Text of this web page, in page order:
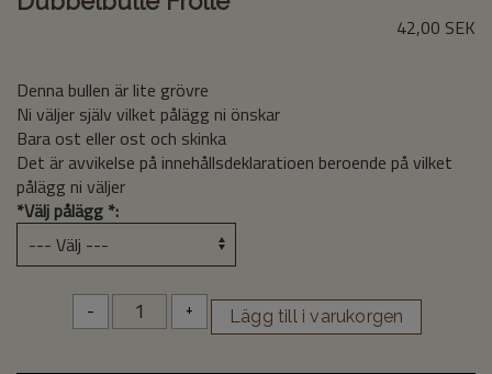
42,00 SEK
Denna bullen är lite grövre
Ni väljer själv vilket pålägg ni önskar
Bara ost eller ost och skinka
Det är avvikelse på innehållsdeklaratioen beroende på vilket
pålägg ni väljer
*Välj pålägg *:
- +